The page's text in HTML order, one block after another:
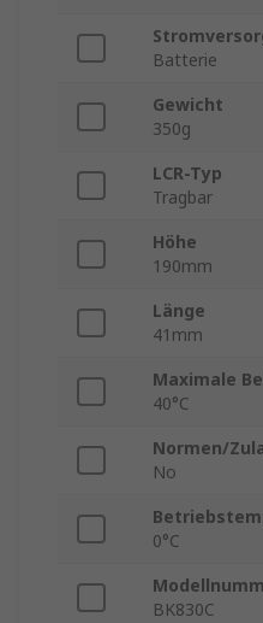
Batterie
Gewicht
350g
LCR-Typ
Tragbar
Höhe
190mm
Länge
41mm
Maximale
40°C
Normen/
No
0°C
BK830C